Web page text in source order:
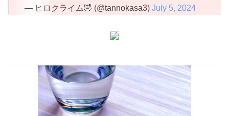
— ヒロクライム🤣 (@tannokasa3) July 5, 2024